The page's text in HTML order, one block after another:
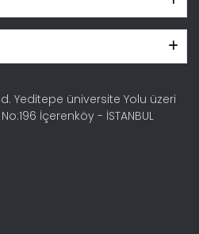
Yeditepe üniversite Yolu üzeri
İçerenköy - İSTANBUL